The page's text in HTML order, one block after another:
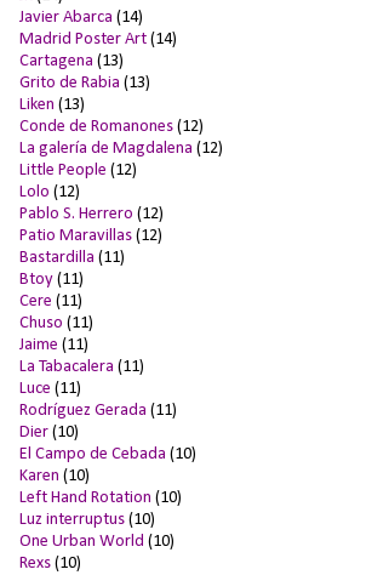
Javier Abarca (14)
Madrid Poster Art (14)
Cartagena (13)
Grito de Rabia (13)
Liken (13)
Conde de Romanones (12)
La galería de Magdalena (12)
Little People (12)
Lolo (12)
Pablo S. Herrero (12)
Patio Maravillas (12)
Bastardilla (11)
Btoy (11)
Cere (11)
Chuso (11)
Jaime (11)
La Tabacalera (11)
Luce (11)
Rodríguez Gerada (11)
Dier (10)
El Campo de Cebada (10)
Karen (10)
Left Hand Rotation (10)
Luz interruptus (10)
One Urban World (10)
Rexs (10)